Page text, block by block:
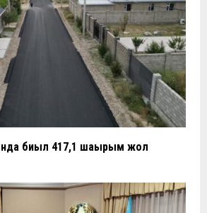
биыл 417,1 шақырым жол